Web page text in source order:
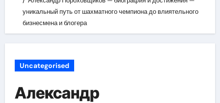
уникальный путь от шахматного чемпиона до влиятельного
бизнесмена и блогера
Uncategorised
Александр